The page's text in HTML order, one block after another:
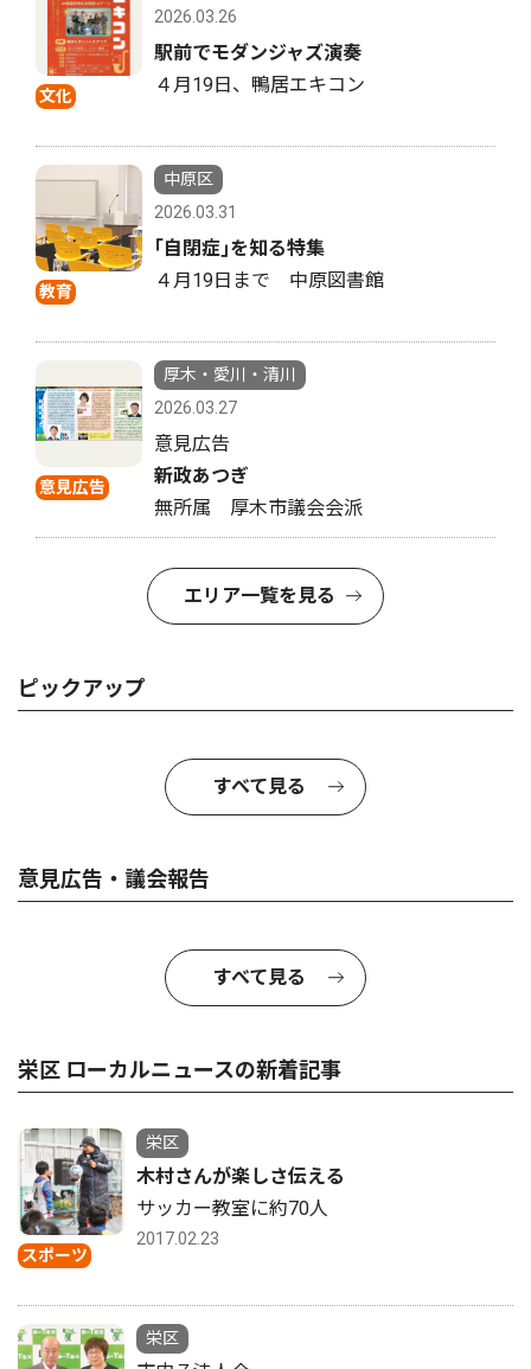
文化
2026.03.26
駅前でモダンジャズ演奏
４月19日、鴨居エキコン
教育
中原区
2026.03.31
｢自閉症｣を知る特集
４月19日まで 中原図書館
意見広告
厚木・愛川・清川
2026.03.27
意見広告
新政あつぎ
無所属 厚木市議会会派
エリア一覧を見る
ピックアップ
すべて見る
意見広告・議会報告
すべて見る
栄区 ローカルニュースの新着記事
スポーツ
栄区
木村さんが楽しさ伝える
サッカー教室に約70人
2017.02.23
栄区